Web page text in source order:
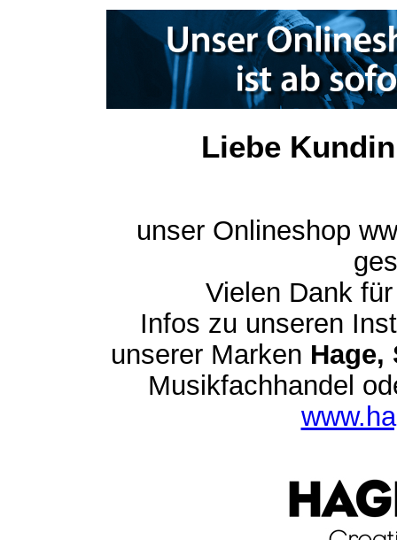
Liebe
unser Onlineshop
Vielen Dank
Infos zu unseren
unserer Marken Hage,
Musikfachhandel